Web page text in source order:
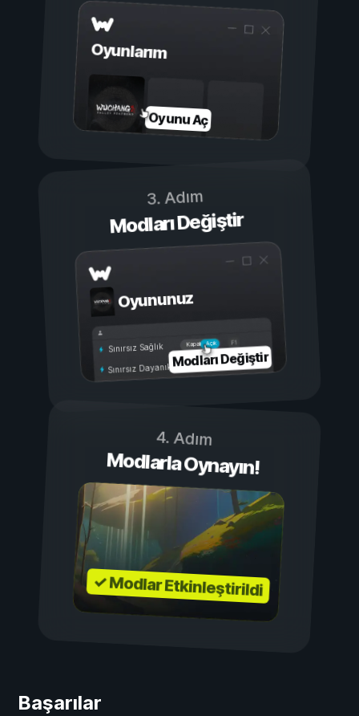
Oyunlarım
Oyunu Aç
3. Adım
Modları Değiştir
Oyununuz
Açık
Kapalı
Sınırsız Sağlık
Sınırsız DayanıklılıkModları Değiştir
4. Adım
Modlarla Oynayın!
✓ Modlar Etkinleştirildi
Başarılar